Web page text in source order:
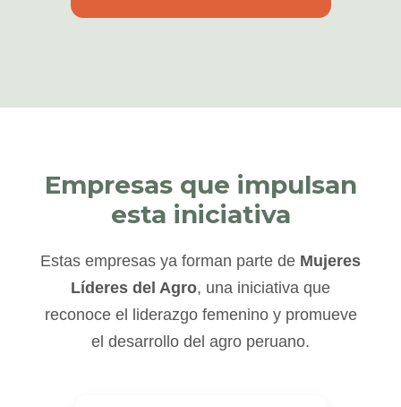
Empresas que impulsan
esta iniciativa
Estas empresas ya forman parte de Mujeres
Líderes del Agro, una iniciativa que
reconoce el liderazgo femenino y promueve
el desarrollo del agro peruano.